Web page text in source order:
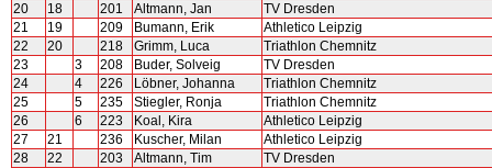
20
18 201 Altmann, Jan
TV Dresden
21
19 209 Bumann, Erik
Athletico Leipzig
22
20 218 Grimm, Luca
Triathlon Chemnitz
23
3 208 Buder, Solveig
TV Dresden
24
4 226 Löbner, Johanna
Triathlon Chemnitz
25
5 235 Stiegler, Ronja
Triathlon Chemnitz
26
6 223 Koal, Kira
Athletico Leipzig
27
21 236 Kuscher, Milan
Athletico Leipzig
28
22 203 Altmann, Tim
TV Dresden